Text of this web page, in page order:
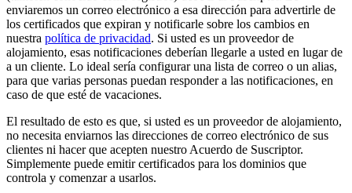
enviaremos un correo electrónico a esa dirección para advertirle de
los certificados que expiran y notificarle sobre los cambios en
nuestra política de privacidad. Si usted es un proveedor de
alojamiento, esas notificaciones deberían llegarle a usted en lugar de
a un cliente. Lo ideal sería configurar una lista de correo o un alias,
para que varias personas puedan responder a las notificaciones, en
caso de que esté de vacaciones.
El resultado de esto es que, si usted es un proveedor de alojamiento,
no necesita enviarnos las direcciones de correo electrónico de sus
clientes ni hacer que acepten nuestro Acuerdo de Suscriptor.
Simplemente puede emitir certificados para los dominios que
controla y comenzar a usarlos.